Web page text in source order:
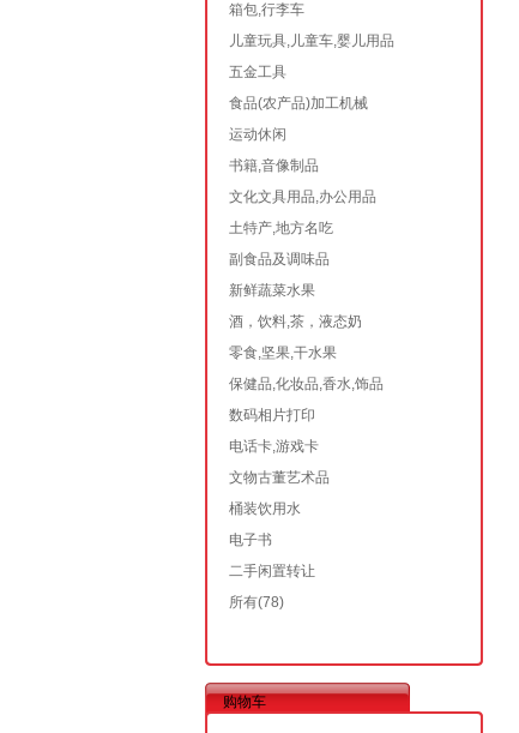
箱包,行李车
儿童玩具,儿童车,婴儿用品
五金工具
食品(农产品)加工机械
运动休闲
书籍,音像制品
文化文具用品,办公用品
土特产,地方名吃
副食品及调味品
新鲜蔬菜水果
酒，饮料,茶，液态奶
零食,坚果,干水果
保健品,化妆品,香水,饰品
数码相片打印
电话卡,游戏卡
文物古董艺术品
桶装饮用水
电子书
二手闲置转让
所有(78)
购物车